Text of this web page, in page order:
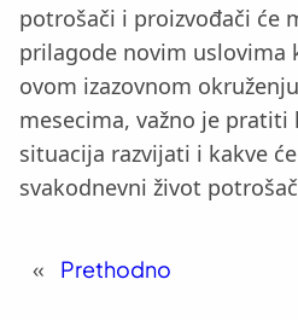
potrošači i proizvođači će
prilagode novim uslovima
ovom izazovnom
mesecima, važno je pratiti
situacija razvijati i kakve
svakodnevni život
« Prethodno